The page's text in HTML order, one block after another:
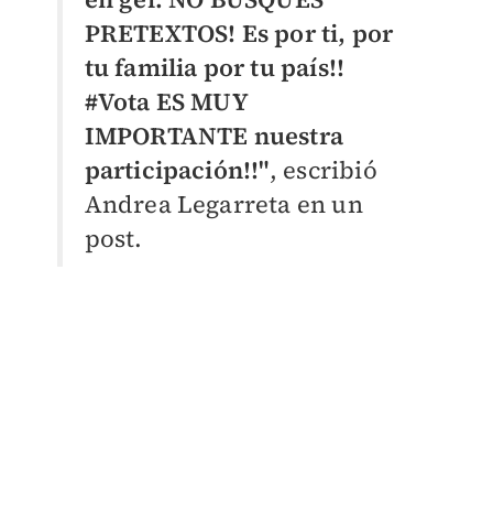
PRETEXTOS! Es por ti, por
tu familia por tu país!!
#Vota ES MUY
IMPORTANTE nuestra
participación!!", escribió
Andrea Legarreta en un
post.